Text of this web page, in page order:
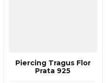
Piercing Tragus Flor
Prata 925